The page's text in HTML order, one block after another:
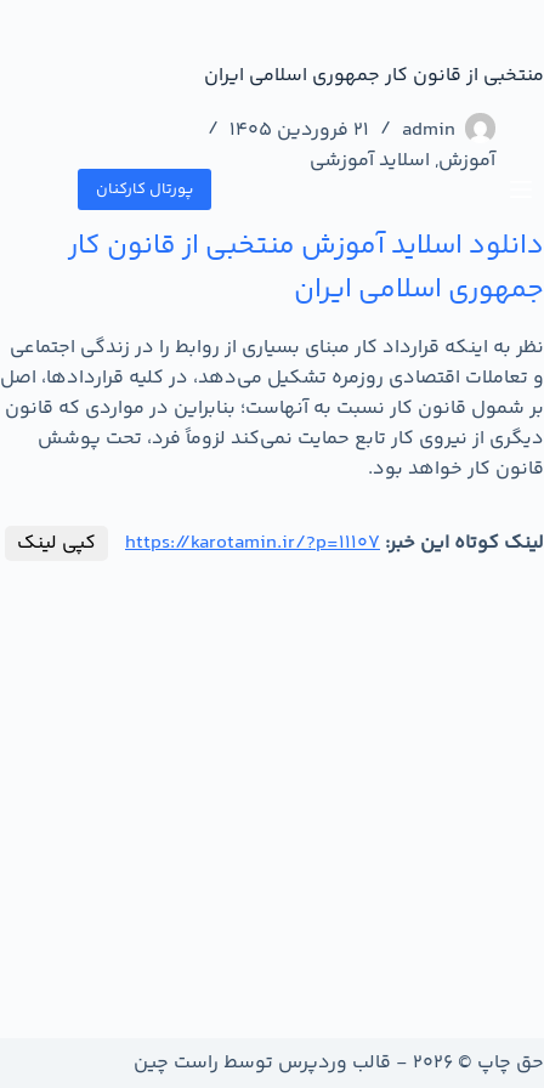
پورتال کارکنان
منتخبی از قانون کار جمهوری اسلامی ایران
admin
21 فروردین 1405
آموزش, اسلاید آموزشی
دانلود اسلاید آموزش منتخبی از قانون کار
جمهوری اسلامی ایران
نظر به اینکه قرارداد کار مبنای بسیاری از روابط را در زندگی اجتماعی
و تعاملات اقتصادی روزمره تشکیل می‌دهد، در کلیه قراردادها، اصل
بر شمول قانون کار نسبت به آنهاست؛ بنابراین در مواردی که قانون
دیگری از نیروی کار تابع حمایت نمی‌کند لزوماً فرد، تحت پوشش
قانون کار خواهد بود.
لینک کوتاه این خبر: https://karotamin.ir/?p=11107 کپی لینک
حق چاپ © 2026 - قالب وردپرس توسط راست چین